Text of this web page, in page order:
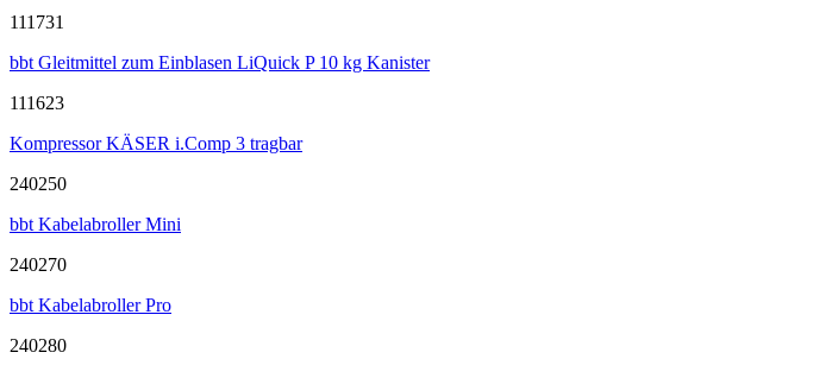
111731
bbt Gleitmittel zum Einblasen LiQuick P 10 kg Kanister
111623
Kompressor KÄSER i.Comp 3 tragbar
240250
bbt Kabelabroller Mini
240270
bbt Kabelabroller Pro
240280